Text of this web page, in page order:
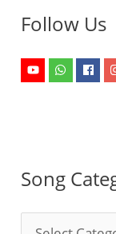
Follow Us
Song